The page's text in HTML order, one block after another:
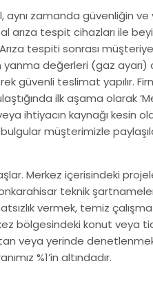
zamanda güvenliğin ve
arıza tespit cihazları ile
tespiti sonrası
yanma değerleri (gaz ayarı)
güvenli teslimat yapılır.
ilk aşama olarak
ihtiyacın kaynağı kesin
müşterimizle
Merkez içerisindeki
teknik
vermek, temiz çalışma
bölgesindeki konut veya
veya yerinde
%1’in altındadır.